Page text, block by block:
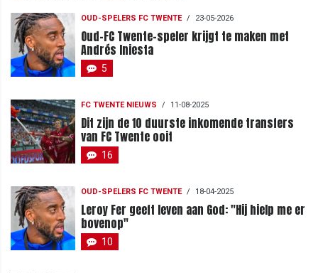
OUD-SPELERS FC TWENTE / 23-05-2026
Oud-FC Twente-speler krijgt te maken met
Andrés Iniesta
5
FC TWENTE NIEUWS / 11-08-2025
Dit zijn de 10 duurste inkomende transfers
van FC Twente ooit
16
OUD-SPELERS FC TWENTE / 18-04-2025
Leroy Fer geeft leven aan God: "Hij hielp me er
bovenop"
10